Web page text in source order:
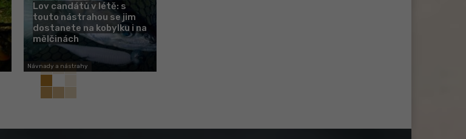
Návnady a nástrahy
Lov candátů v létě: s
touto nástrahou se jim
dostanete na kobylku i na
mělčinách